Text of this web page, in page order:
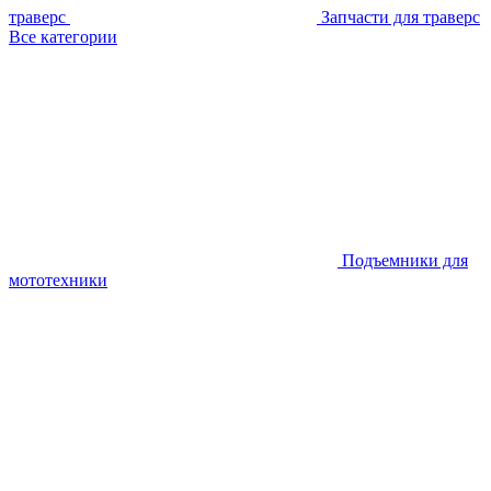
траверс
Запчасти для траверс
Все категории
Подъемники для
мототехники